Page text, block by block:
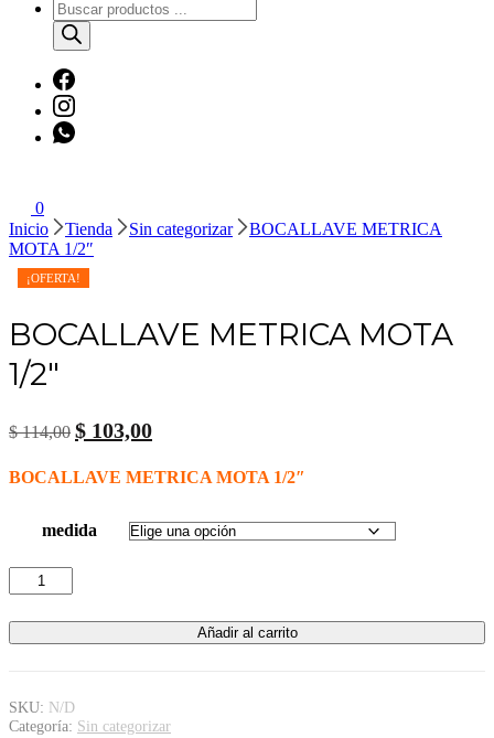
Búsqueda
de
productos
0
Inicio
Tienda Sin categorizar
BOCALLAVE METRICA
MOTA 1/2″
¡OFERTA!
BOCALLAVE METRICA MOTA
1/2″
$114,00 El
precio
era:
$ 103,00El
precio
es:
BOCALLAVE METRICA MOTA 1/2″
medida
BOCALLAVE
METRICA
Añadir al carrito
SKU: N/D
Categoría: Sin categorizar